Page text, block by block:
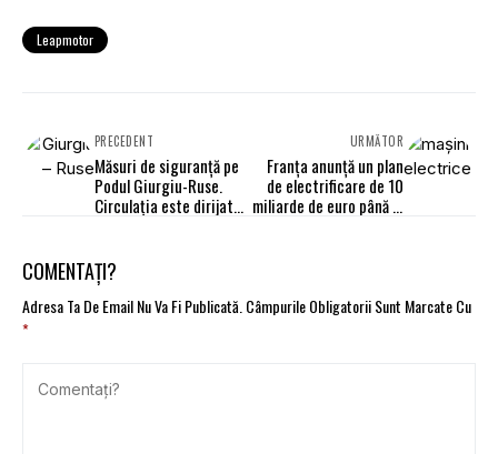
Leapmotor
PRECEDENT
Măsuri de siguranță pe
Podul Giurgiu-Ruse.
Circulația este dirijată
URMĂTOR
Franța anunță un plan
de electrificare de 10
miliarde de euro până în
COMENTAȚI?
Adresa Ta De Email Nu Va Fi Publicată.Câmpurile Obligatorii Sunt Marcate Cu
*